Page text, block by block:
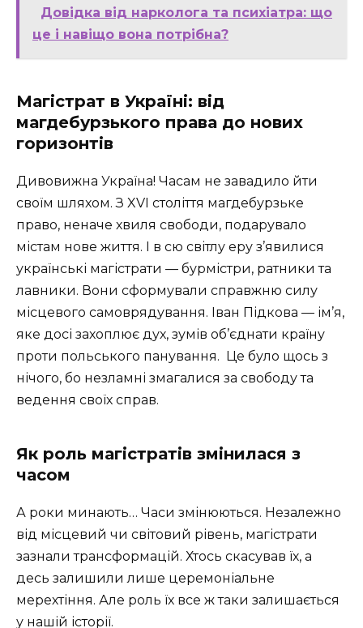
Довідка від нарколога та психіатра: що
це і навіщо вона потрібна?
Магістрат в Україні: від
магдебурзького права до нових
горизонтів
Дивовижна Україна! Часам не завадило йти
своїм шляхом. З XVI століття магдебурзьке
право, неначе хвиля свободи, подарувало
містам нове життя. І в сю світлу еру з’явилися
українські магістрати — бурмістри, ратники та
лавники. Вони сформували справжню силу
місцевого самоврядування. Іван Підкова — ім’я,
яке досі захоплює дух, зумів об’єднати країну
проти польського панування. ️ Це було щось з
нічого, бо незламні змагалися за свободу та
ведення своїх справ.
Як роль магістратів змінилася з
часом
А роки минають… Часи змінюються. Незалежно
від місцевий чи світовий рівень, магістрати
зазнали трансформацій. Хтось скасував їх, а
десь залишили лише церемоніальне
мерехтіння. Але роль їх все ж таки залишається
у нашій історії.